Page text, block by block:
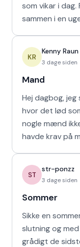
som vikar i dag. For tre uger siden arbejdede vi
sammen i en
KR
Kenny Raun
3 dage siden
Mand
Hej dagbog,
hvor det lød
nogle mænd
havde krav på mænds tid.
ST
str-ponzz
3 dage siden
Sommer
Sikke en
slutning og
grådigt de